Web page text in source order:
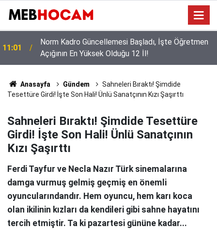
10:02
LGS Şampiyonlarının Tercihi Belli Oldu: Dereceye
Girenler Şehir Değiştirmekten Korkmadı!
Anasayfa Gündem
Sahneleri Bıraktı! Şimdide
Tesettüre Girdi! İşte Son Hali! Ünlü Sanatçının Kızı Şaşırttı
Sahneleri Bıraktı! Şimdide Tesettüre
Girdi! İşte Son Hali! Ünlü Sanatçının
Kızı Şaşırttı
Ferdi Tayfur ve Necla Nazır Türk sinemalarına
damga vurmuş gelmiş geçmiş en önemli
oyuncularındandır. Hem oyuncu, hem karı koca
olan ikilinin kızları da kendileri gibi sahne hayatını
tercih etmiştir. Ta ki pazartesi gününe kadar...